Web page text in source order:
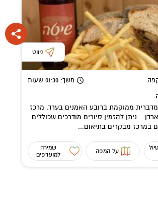
ניווט
משך: 01:30 שעות
ממוקמת ברובע האמנים בערד, מרכז
. ניתן להזמין סיורים מודרכים שכוללים
במרכז מבקרים בתיאום...
על המפה
שמירה
למועדפים